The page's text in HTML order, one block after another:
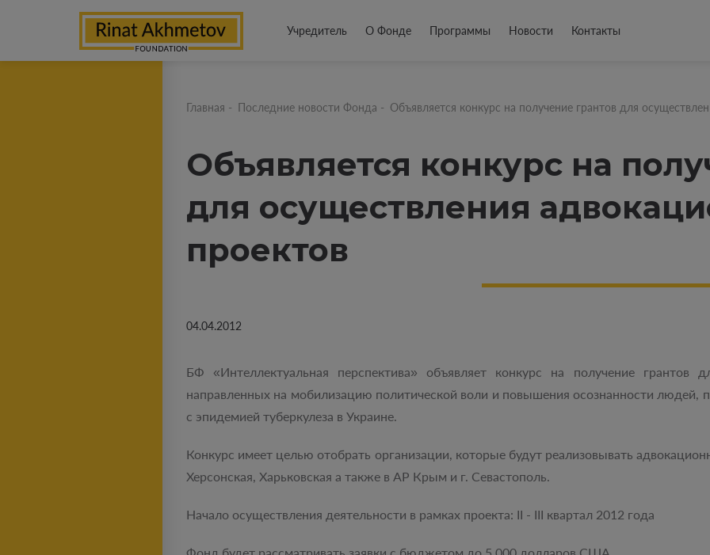
Учредитель О Фонде Программы Новости Контакты
Главная - Последние новости Фонда - Объявляется конкурс на получение грантов для
Объявляется конкурс на
для осуществления
проектов
04.04.2012
БФ «Интеллектуальная перспектива» объявляет конкурс на получение грантов
направленных на мобилизацию политической воли и повышения осознанности
с эпидемией туберкулеза в Украине.
Конкурс имеет целью отобрать организации, которые будут реализовывать
Херсонская, Харьковская а также в АР Крым и г. Севастополь.
Начало осуществления деятельности в рамках проекта: II - III квартал 2012 года